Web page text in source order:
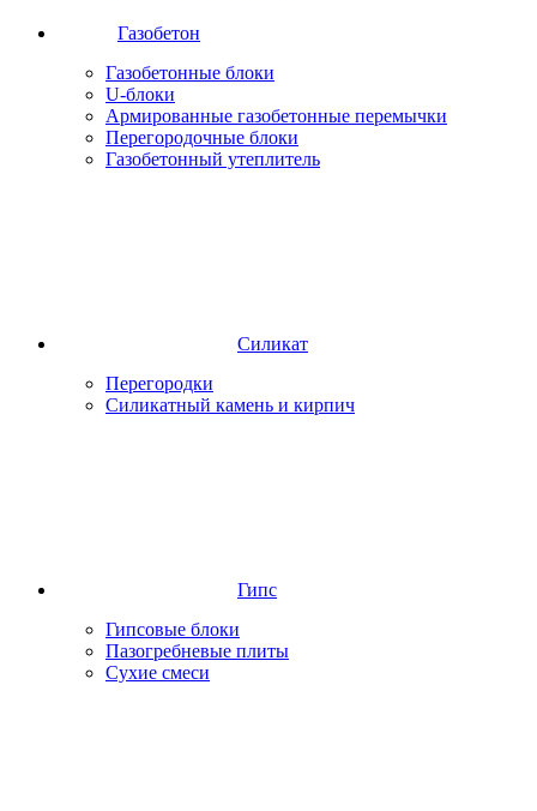
Газобетон
Газобетонные блоки
U-блоки
Армированные газобетонные перемычки
Перегородочные блоки
Газобетонный утеплитель
Силикат
Перегородки
Силикатный камень и кирпич
Гипс
Гипсовые блоки
Пазогребневые плиты
Сухие смеси